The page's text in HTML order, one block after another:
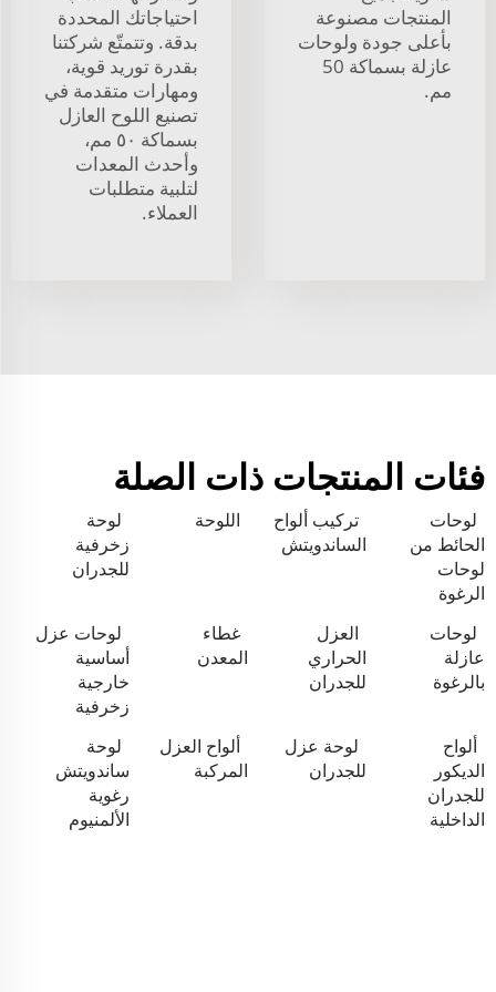
المنتجات مصنوعة
بأعلى جودة ولوحات
عازلة بسماكة 50
مم.
احتياجاتك المحددة
بدقة. وتتمتّع شركتنا
بقدرة توريد قوية،
ومهارات متقدمة في
تصنيع اللوح العازل
بسماكة ٥٠ مم،
وأحدث المعدات
لتلبية متطلبات
العملاء.
فئات المنتجات ذات الصلة
لوحات
الحائط من
لوحات
الرغوة
تركيب ألواح
الساندويتش
اللوحة
لوحة
زخرفية
للجدران
لوحات
عازلة
بالرغوة
العزل
الحراري
للجدران
غطاء
المعدن
لوحات عزل
أساسية
خارجية
زخرفية
ألواح
الديكور
للجدران
الداخلية
لوحة عزل
للجدران
ألواح العزل
المركبة
لوحة
ساندويتش
رغوية
الألمنيوم